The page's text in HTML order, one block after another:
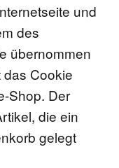
und
des
übernommen
das Cookie
Shop. Der
die ein
gelegt